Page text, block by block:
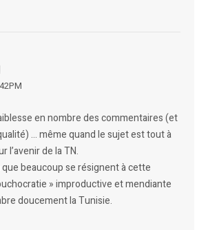
en nombre des commentaires (et
… même quand le sujet est tout à
l’avenir de la TN.
que beaucoup se résignent à cette
» improductive et mendiante
doucement la Tunisie.